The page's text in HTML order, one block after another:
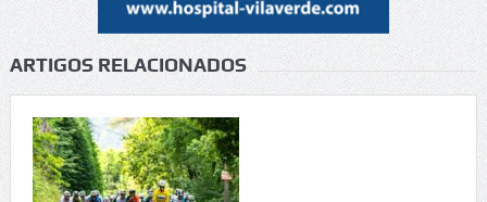
ARTIGOS RELACIONADOS